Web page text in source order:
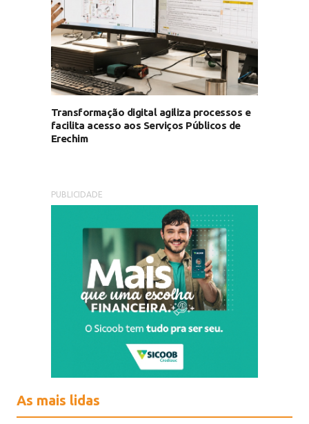
Transformação digital agiliza processos e
facilita acesso aos Serviços Públicos de
Erechim
PUBLICIDADE
As mais lidas